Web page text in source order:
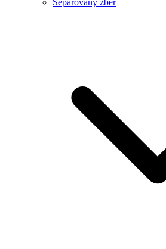
Separovaný zber